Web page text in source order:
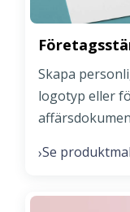
Skapa
logotyp eller
›Se